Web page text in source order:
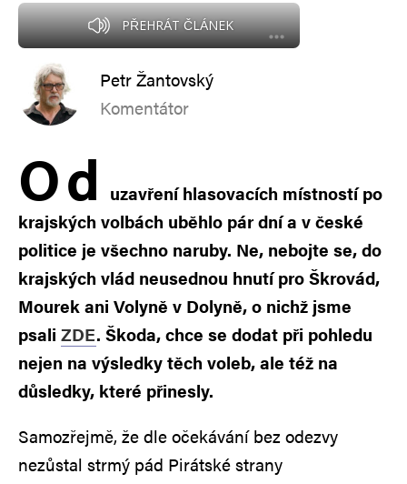
PŘEHRÁT ČLÁNEK
Petr Žantovský
Komentátor
Od uzavření hlasovacích místností po
krajských volbách uběhlo pár dní a v české
politice je všechno naruby. Ne, nebojte se, do
krajských vlád neusednou hnutí pro Škrovád,
Mourek ani Volyně v Dolyně, o nichž jsme
psali ZDE. Škoda, chce se dodat při pohledu
nejen na výsledky těch voleb, ale též na
důsledky, které přinesly.
Samozřejmě, že dle očekávání bez odezvy
nezůstal strmý pád Pirátské strany